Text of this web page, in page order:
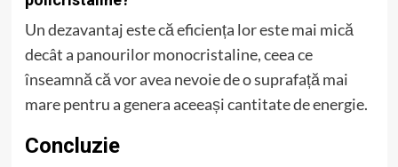
Un dezavantaj este că eficiența lor este mai mică
decât a panourilor monocristaline, ceea ce
înseamnă că vor avea nevoie de o suprafață mai
mare pentru a genera aceeași cantitate de energie.
Concluzie